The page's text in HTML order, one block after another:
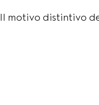
Il motivo distintivo